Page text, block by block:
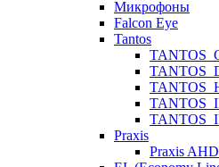
Микрофоны
Falcon Eye
Tantos
Praxis
Praxis